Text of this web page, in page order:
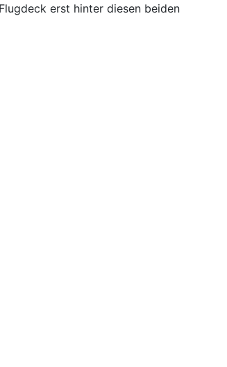
erst hinter diesen beiden